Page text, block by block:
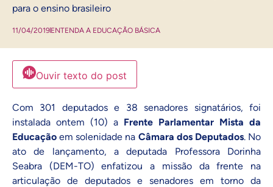
para o ensino brasileiro
11/04/2019ENTENDA A EDUCAÇÃO BÁSICA
Ouvir texto do post
Com 301 deputados e 38 senadores signatários, foi
instalada ontem (10) a Frente Parlamentar Mista da
Educação em solenidade na Câmara dos Deputados. No
ato de lançamento, a deputada Professora Dorinha
Seabra (DEM-TO) enfatizou a missão da frente na
articulação de deputados e senadores em torno da